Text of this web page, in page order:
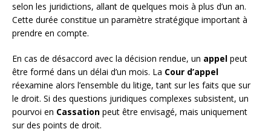
selon les juridictions, allant de quelques mois à plus d’un an.
Cette durée constitue un paramètre stratégique important à
prendre en compte.
En cas de désaccord avec la décision rendue, un appel peut
être formé dans un délai d’un mois. La Cour d’appel
réexamine alors l’ensemble du litige, tant sur les faits que sur
le droit. Si des questions juridiques complexes subsistent, un
pourvoi en Cassation peut être envisagé, mais uniquement
sur des points de droit.